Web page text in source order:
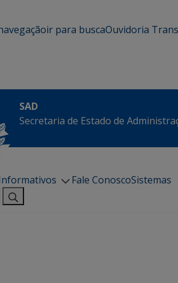
ir para buscaOuvidoria
SAD
Secretaria de Estado de
Fale ConoscoSistemas